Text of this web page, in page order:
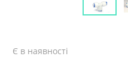
Є в наявності